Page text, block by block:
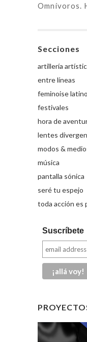
Omnívoros.
Secciones
artillería
entre líneas
feminoise
festivales
hora de
lentes
modos &
música
pantalla sónica
seré tu espejo
toda acción es
Suscríbete